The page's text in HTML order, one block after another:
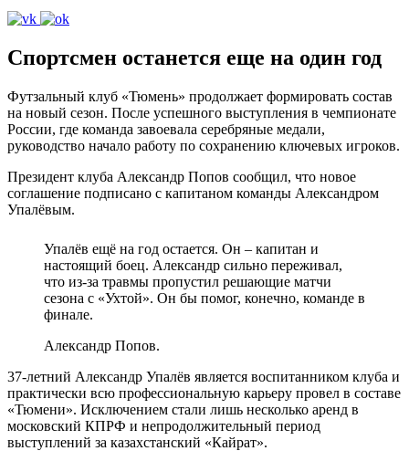
Спортсмен останется еще на один год
Футзальный клуб «Тюмень» продолжает формировать состав
на новый сезон. После успешного выступления в чемпионате
России, где команда завоевала серебряные медали,
руководство начало работу по сохранению ключевых игроков.
Президент клуба Александр Попов сообщил, что новое
соглашение подписано с капитаном команды Александром
Упалёвым.
Упалёв ещё на год остается. Он – капитан и
настоящий боец. Александр сильно переживал,
что из-за травмы пропустил решающие матчи
сезона с «Ухтой». Он бы помог, конечно, команде в
финале.
Александр Попов.
37-летний Александр Упалёв является воспитанником клуба и
практически всю профессиональную карьеру провел в составе
«Тюмени». Исключением стали лишь несколько аренд в
московский КПРФ и непродолжительный период
выступлений за казахстанский «Кайрат».